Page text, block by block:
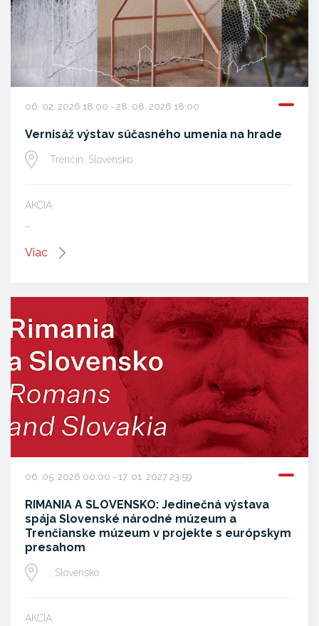
06. 02. 2026 18:00 - 28. 08. 2026 18:00
Vernisáž výstav súčasného umenia na hrade
Trenčín, Slovensko
AKCIA
Viac
06. 05. 2026 00:00 - 17. 01. 2027 23:59
RIMANIA A SLOVENSKO: Jedinečná výstava
spája Slovenské národné múzeum a
Trenčianske múzeum v projekte s európskym
presahom
, Slovensko
AKCIA